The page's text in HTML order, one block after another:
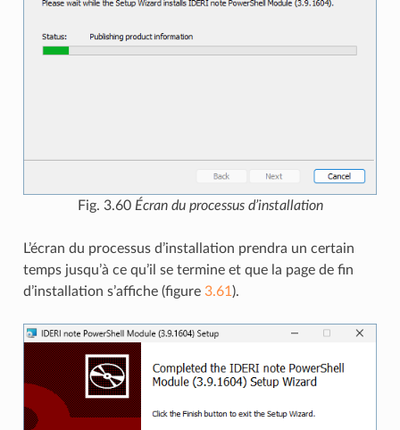
Fig. 3.60 Écran du processus d’installation
L’écran du processus d’installation prendra un certain
temps jusqu’à ce qu’il se termine et que la page de fin
d’installation s’affiche (figure 3.61 ).